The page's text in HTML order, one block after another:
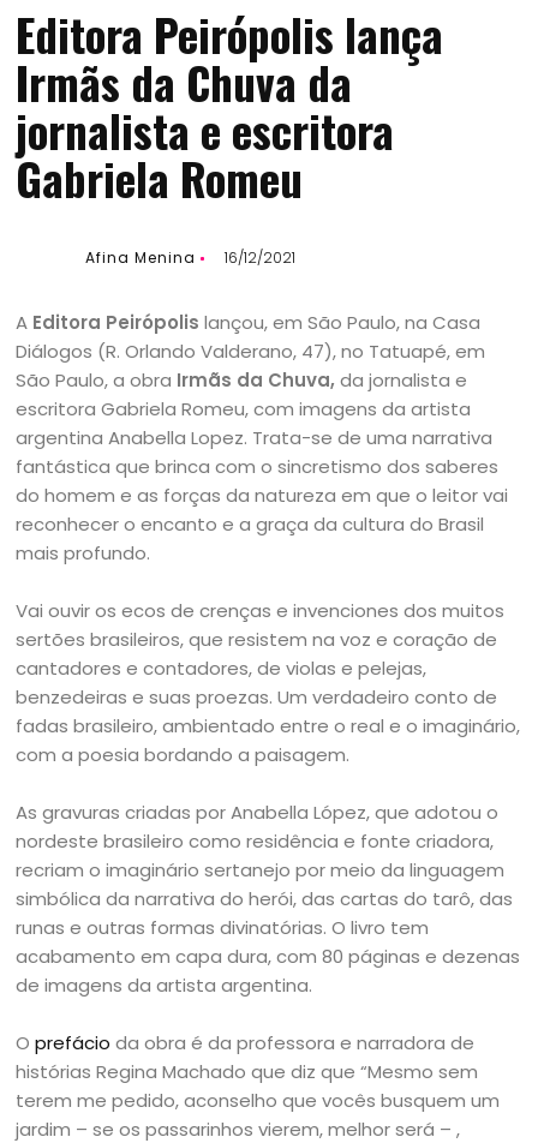
Editora Peirópolis lança
Irmãs da Chuva da
jornalista e escritora
Gabriela Romeu
Afina Menina 16/12/2021
A Editora Peirópolis lançou, em São Paulo, na Casa
Diálogos (R. Orlando Valderano, 47), no Tatuapé, em
São Paulo, a obra Irmãs da Chuva,da jornalista e
escritora Gabriela Romeu, com imagens da artista
argentina Anabella Lopez. Trata-se de uma narrativa
fantástica que brinca com o sincretismo dos saberes
do homem e as forças da natureza em que o leitor vai
reconhecer o encanto e a graça da cultura do Brasil
mais profundo.
Vai ouvir os ecos de crenças e invenciones dos muitos
sertões brasileiros, que resistem na voz e coração de
cantadores e contadores, de violas e pelejas,
benzedeiras e suas proezas. Um verdadeiro conto de
fadas brasileiro, ambientado entre o real e o imaginário,
com a poesia bordando a paisagem.
As gravuras criadas por Anabella López, que adotou o
nordeste brasileiro como residência e fonte criadora,
recriam o imaginário sertanejo por meio da linguagem
simbólica da narrativa do herói, das cartas do tarô, das
runas e outras formas divinatórias. O livro tem
acabamento em capa dura, com 80 páginas e dezenas
de imagens da artista argentina.
Oprefácio da obra é da professora e narradora de
histórias Regina Machado que diz que “Mesmo sem
terem me pedido, aconselho que vocês busquem um
jardim – se os passarinhos vierem, melhor será – ,